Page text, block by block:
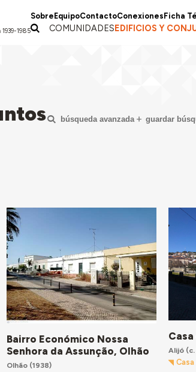
1985
Sobre EquipoContactoConexiones Ficha
COMUNIDADESEDIFICIOS Y
búsqueda avanzada guardar
Bairro Económico Nossa
Senhora da Assunção, Olhão
Olhão(1938)
Alijó